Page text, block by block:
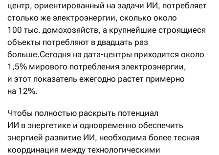
центр, ориентированный на задачи ИИ, потребляет
столько же электроэнергии, сколько около
100 тыс. домохозяйств, а крупнейшие строящиеся
объекты потребляют в двадцать раз
больше.Сегодня на дата-центры приходится около
1,5% мирового потребления электроэнергии,
и этот показатель ежегодно растет примерно
на 12%.
Чтобы полностью раскрыть потенциал
ИИ в энергетике и одновременно обеспечить
энергией развитие ИИ, необходима более тесная
координация между технологическими